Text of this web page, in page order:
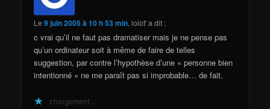
Le9 juin 2005 à 10 h 53 min,lolot'a dit :
c vrai qu’il ne faut pas dramatiser mais je ne pense pas
qu’un ordinateur soit à même de faire de telles
suggestion, par contre l’hypothèse d’une « personne bien
intentionné » ne me paraît pas si improbable… de fait.
chargement…